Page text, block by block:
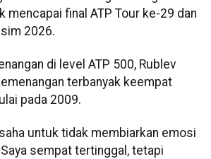
mencapai final ATP Tour ke-29 dan
2026.
di level ATP 500, Rublev
terbanyak keempat
pada 2009.
untuk tidak membiarkan emosi
sempat tertinggal, tetapi